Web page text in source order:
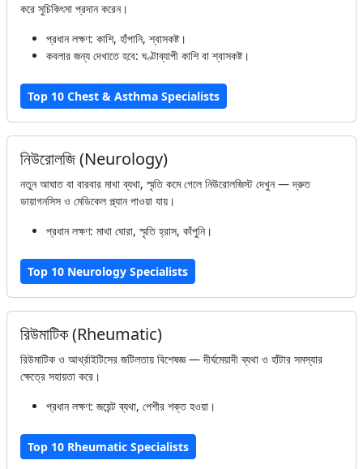
করে সুচিকিৎসা প্রদান করেন।
প্রধান লক্ষণ: কাশি, হাঁপানি, শ্বাসকষ্ট।
কবলার জন্য দেখাতে হবে: ঘণ্টাব্যাপী কাশি বা শ্বাসকষ্ট।
Top 10 Chest & Asthma Specialists
নিউরোলজি (Neurology)
নতুন আঘাত বা বারবার মাথা ব্যথা, স্মৃতি কমে গেলে নিউরোলজিস্ট দেখুন — দ্রুত
ডায়াগনসিস ও মেডিকেল প্ল্যান পাওয়া যায়।
প্রধান লক্ষণ: মাথা ঘোরা, স্মৃতি হ্রাস, কাঁপুনি।
Top 10 Neurology Specialists
রিউমাটিক (Rheumatic)
রিউমাটিক ও আর্থ্রাইটিসের জটিলতায় বিশেষজ্ঞ — দীর্ঘমেয়াদী ব্যথা ও হাঁটার সমস্যার
ক্ষেত্রে সহায়তা করে।
প্রধান লক্ষণ: জয়েন্ট ব্যথা, পেশীর শক্ত হওয়া।
Top 10 Rheumatic Specialists